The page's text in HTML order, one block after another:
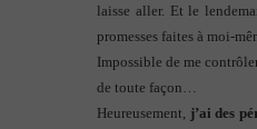
laisse aller. Et le
promesses faites à moi-
Impossible de me
de toute façon…
Heureusement, j’ai des